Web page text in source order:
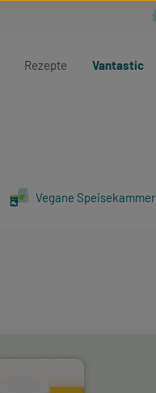
Rezepte Vantastic
Vegane Speisekammer